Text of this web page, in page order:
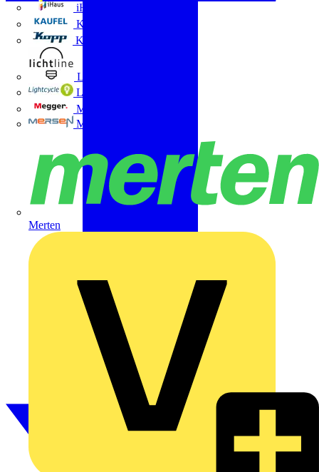
iHaus
Kaufel
Kopp
Lichtline
LIGHTCYCLE
Megger
Mersen
Merten